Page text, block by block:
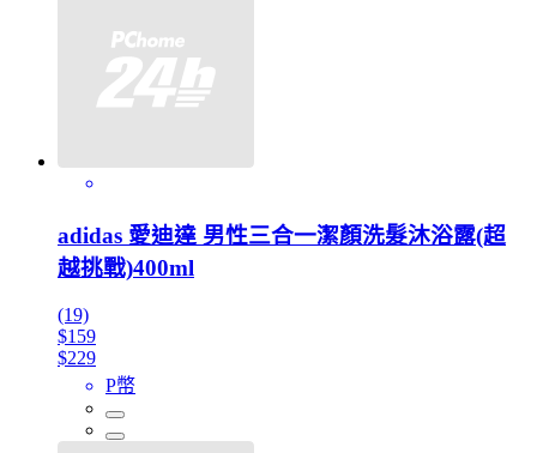
adidas 愛迪達 男性三合一潔顏洗髮沐浴露(超
越挑戰)400ml
(19)
$159
$229
P幣